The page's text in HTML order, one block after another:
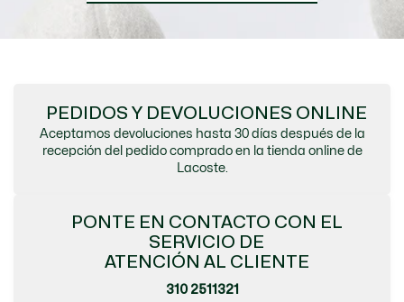
PEDIDOS Y DEVOLUCIONES ONLINE
Aceptamos devoluciones hasta 30 días después de la
recepción del pedido comprado en la tienda online de
Lacoste.
PONTE EN CONTACTO CON EL
SERVICIO DE
ATENCIÓN AL CLIENTE
310 2511321